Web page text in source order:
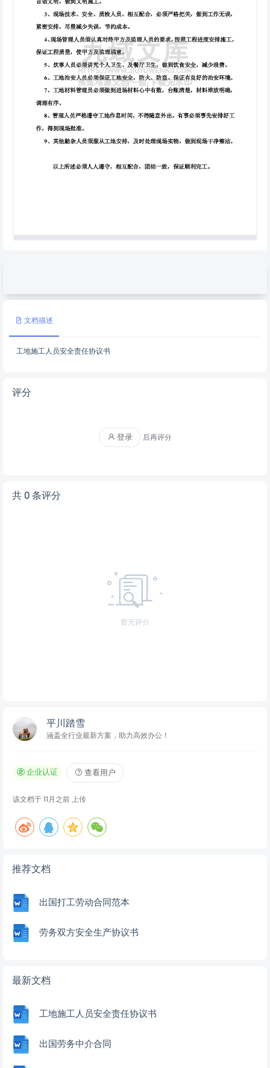
文档描述
工地施工人员安全责任协议书
评分
登录 后再评分
共 0 条评分
暂无评分
平川踏雪
涵盖全行业最新方案，助力高效办公！
企业认证 查看用户
该文档于 11月之前 上传
推荐文档
出国打工劳动合同范本
劳务双方安全生产协议书
最新文档
工地施工人员安全责任协议书
出国劳务中介合同